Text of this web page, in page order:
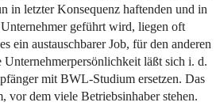
in letzter Konsequenz haftenden und in
geführt wird, liegen oft
ein austauschbarer Job, für den anderen
Unternehmerpersönlichkeit läßt sich i. d.
mit BWL-Studium ersetzen. Das
vor dem viele Betriebsinhaber stehen.